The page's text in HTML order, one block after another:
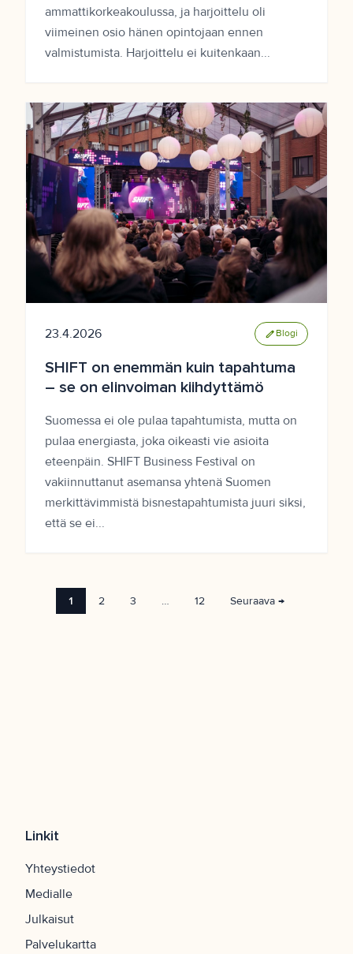
ammattikorkeakoulussa, ja harjoittelu oli
viimeinen osio hänen opintojaan ennen
valmistumista. Harjoittelu ei kuitenkaan...
23.4.2026 edit Blogi
SHIFT on enemmän kuin tapahtuma
– se on elinvoiman kiihdyttämö
Suomessa ei ole pulaa tapahtumista, mutta on
pulaa energiasta, joka oikeasti vie asioita
eteenpäin. SHIFT Business Festival on
vakiinnuttanut asemansa yhtenä Suomen
merkittävimmistä bisnestapahtumista juuri siksi,
että se ei...
1 2 3 … 12 Seuraava →
Linkit
Yhteystiedot
Medialle
Julkaisut
Palvelukartta